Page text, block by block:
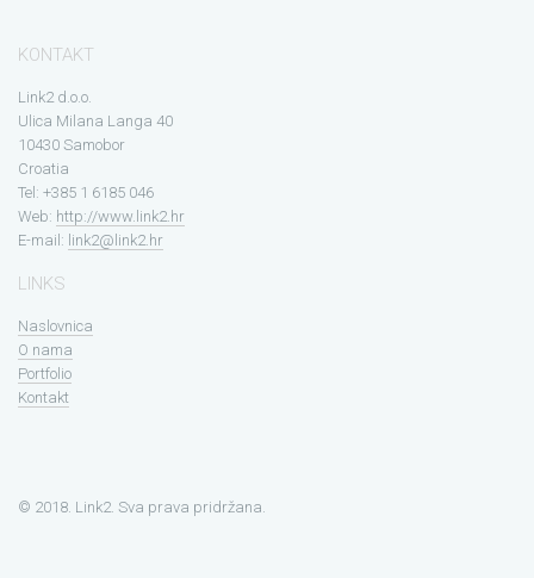
KONTAKT
Link2 d.o.o.
Ulica Milana Langa 40
10430 Samobor
Croatia
Tel: +385 1 6185 046
Web: http://www.link2.hr
E-mail: link2@link2.hr
LINKS
Naslovnica
O nama
Portfolio
Kontakt
© 2018. Link2. Sva prava pridržana.